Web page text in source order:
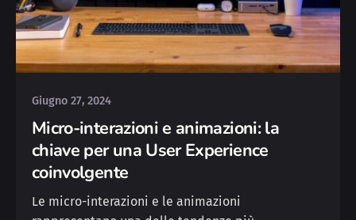
Posted by
Deborah
Giugno 27, 2024
Micro-interazioni e animazioni: la
chiave per una User Experience
coinvolgente
Le micro-interazioni e le animazioni